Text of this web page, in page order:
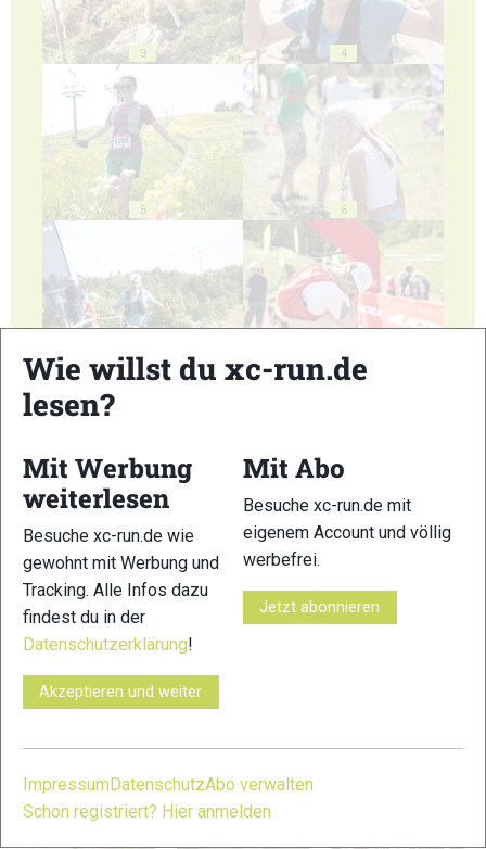
3 4
5 6
8
VERWANDTE ARTIKEL
Wie willst du xc-run.de
lesen?
Mit Werbung
weiterlesen
Besuche xc-run.de wie
gewohnt mit Werbung und
Tracking. Alle Infos dazu
findest du in der
Datenschutzerklärung!
Akzeptieren und weiter
Mit Abo
Besuche xc-run.de mit
eigenem Account und völlig
werbefrei.
Jetzt abonnieren
ImpressumDatenschutzAbo verwalten
Schon registriert? Hier anmelden